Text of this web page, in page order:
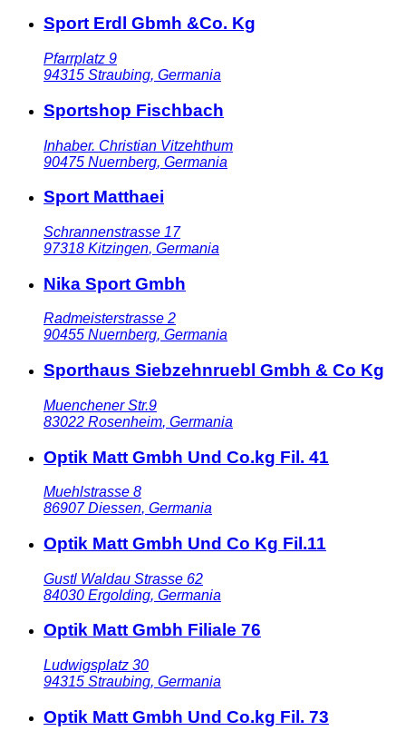
Sport Erdl Gbmh &Co. Kg
Pfarrplatz 9
94315 Straubing, Germania
Sportshop Fischbach
Inhaber. Christian Vitzehthum
90475 Nuernberg, Germania
Sport Matthaei
Schrannenstrasse 17
97318 Kitzingen, Germania
Nika Sport Gmbh
Radmeisterstrasse 2
90455 Nuernberg, Germania
Sporthaus Siebzehnruebl Gmbh & Co Kg
Muenchener Str.9
83022 Rosenheim, Germania
Optik Matt Gmbh Und Co.kg Fil. 41
Muehlstrasse 8
86907 Diessen, Germania
Optik Matt Gmbh Und Co Kg Fil.11
Gustl Waldau Strasse 62
84030 Ergolding, Germania
Optik Matt Gmbh Filiale 76
Ludwigsplatz 30
94315 Straubing, Germania
Optik Matt Gmbh Und Co.kg Fil. 73